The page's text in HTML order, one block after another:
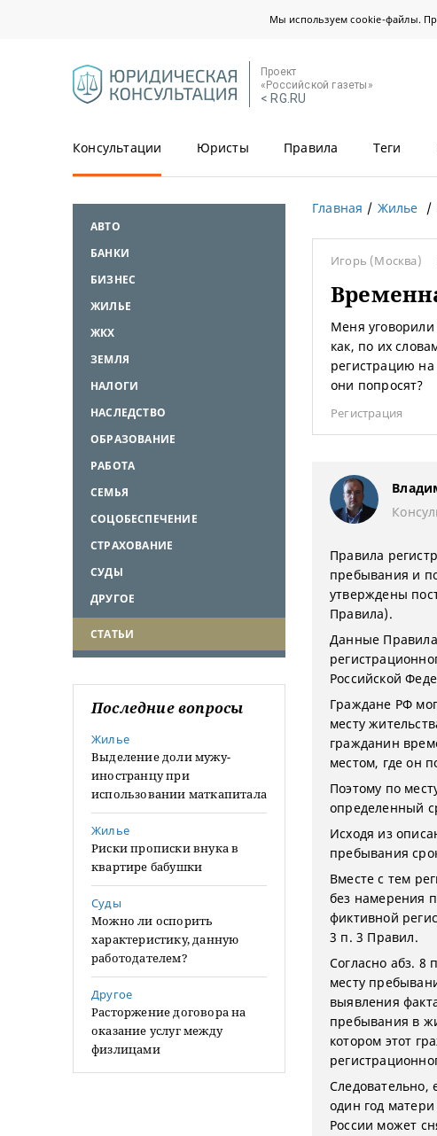
Мы используем cookie-файлы.
Проект
«Российской газеты»
< RG.RU
Консультации Юристы Правила Теги
АВТО
БАНКИ
БИЗНЕС
ЖИЛЬЕ
ЖКХ
ЗЕМЛЯ
НАЛОГИ
НАСЛЕДСТВО
ОБРАЗОВАНИЕ
РАБОТА
СЕМЬЯ
СОЦОБЕСПЕЧЕНИЕ
СТРАХОВАНИЕ
СУДЫ
ДРУГОЕ
СТАТЬИ
Последние вопросы
Жилье
Выделение доли мужу-
иностранцу при
использовании маткапитала
Жилье
Риски прописки внука в
квартире бабушки
Суды
Можно ли оспорить
характеристику, данную
работодателем?
Другое
Расторжение договора на
оказание услуг между
физлицами
Главная Жилье
Игорь (Москва)
Меня
как, по их
регистрацию на
они попросят?
Регистрация
Правила
пребывания и
утверждены
Правила).
Данные
Российской
Граждане РФ
месту
гражданин
местом, где он
Поэтому по
определенный
Исходя из
пребывания
Вместе с тем
без намерения
фиктивной
3 п. 3 Правил.
Согласно абз. 8
месту
выявления
пребывания в
котором этот
Следовательно,
один год
России может